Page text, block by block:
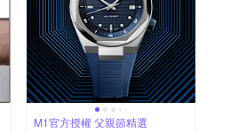
M1官方授權 父親節精選